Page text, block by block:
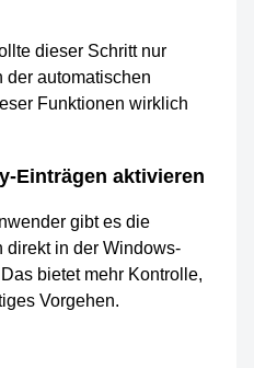
dieser Schritt nur
der automatischen
Funktionen wirklich
Einträgen aktivieren
gibt es die
direkt in der Windows-
bietet mehr Kontrolle,
Vorgehen.